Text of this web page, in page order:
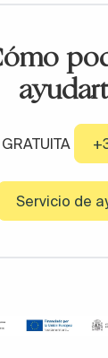
Servicio de